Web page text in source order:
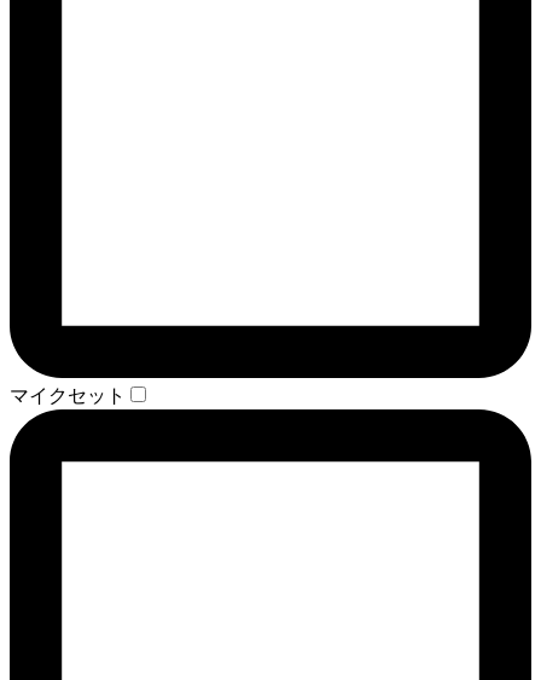
マイクセット